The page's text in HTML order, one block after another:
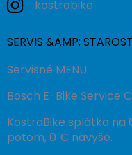
kostrabike
SERVIS &AMP;
Servisné MENU
Bosch E-Bike Service
KostraBike splátka na
potom, 0 € navyše.